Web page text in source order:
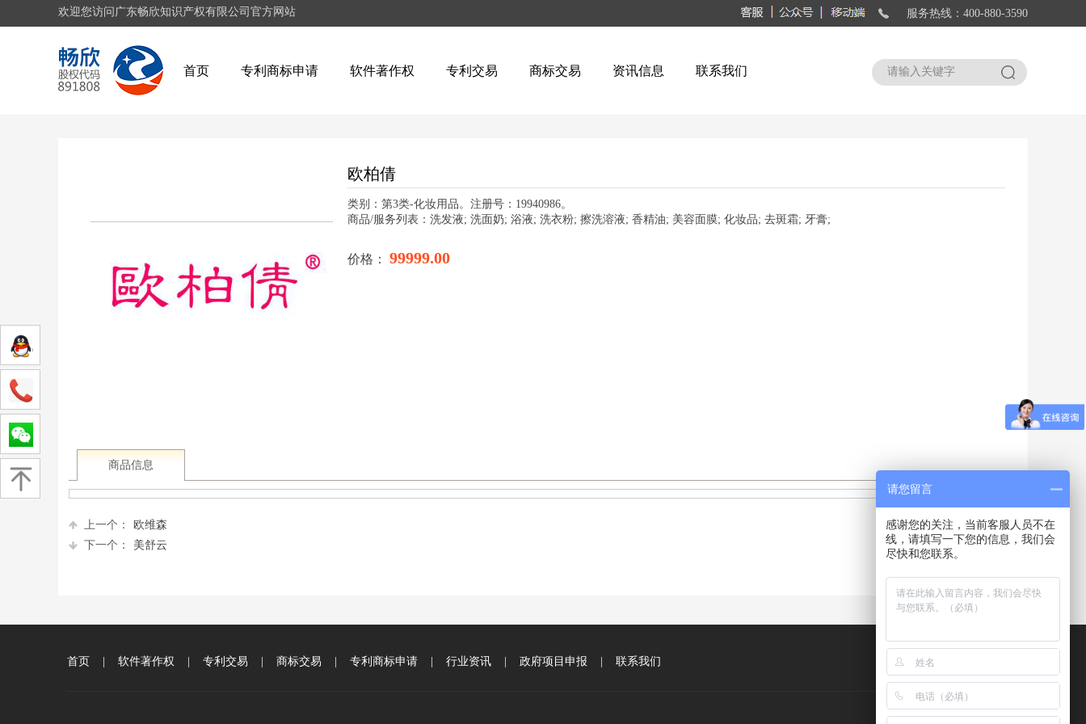
服务热线：400-880-3590
欢迎您访问广东畅欣知识产权有限公司官方网站
搜索
首页 专利商标申请 软件著作权 专利交易 商标交易 资讯信息 联系我们
欧柏倩
类别：第3类-化妆用品。注册号：19940986。
商品/服务列表：洗发液; 洗面奶; 浴液; 洗衣粉; 擦洗溶液; 香精油; 美容面膜; 化妆品; 去斑霜; 牙膏;
价格： 99999.00
商品信息
上一个：
欧维森
下一个：
美舒云
首页 软件著作权 专利交易 商标交易 专利商标申请 行业资讯 政府项目申报 联系我们
请您留言
感谢您的关注，当前客服人员不在
线，请填写一下您的信息，我们会
尽快和您联系。